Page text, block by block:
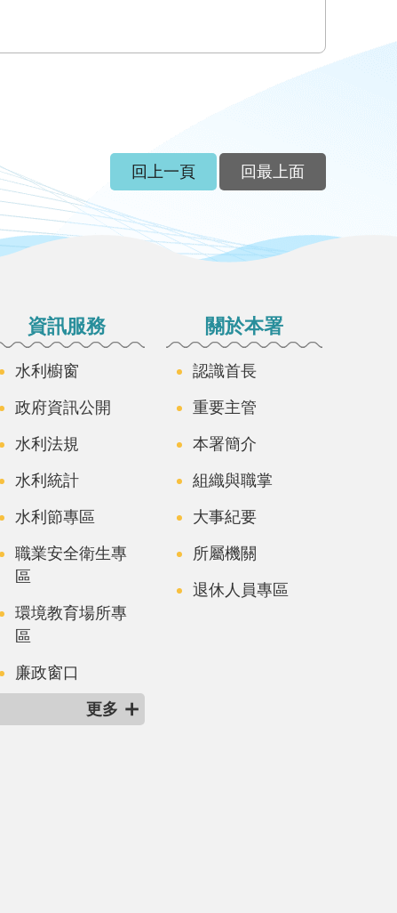
回上一頁 回最上面
資訊服務
水利櫥窗
政府資訊公開
水利法規
水利統計
水利節專區
職業安全衛生專
區
環境教育場所專
區
廉政窗口
更多
關於本署
認識首長
重要主管
本署簡介
組織與職掌
大事紀要
所屬機關
退休人員專區